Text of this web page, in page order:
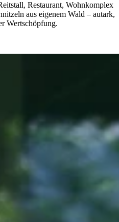
Restaurant, Wohnkomplex
aus eigenem Wald – autark,
Wertschöpfung.